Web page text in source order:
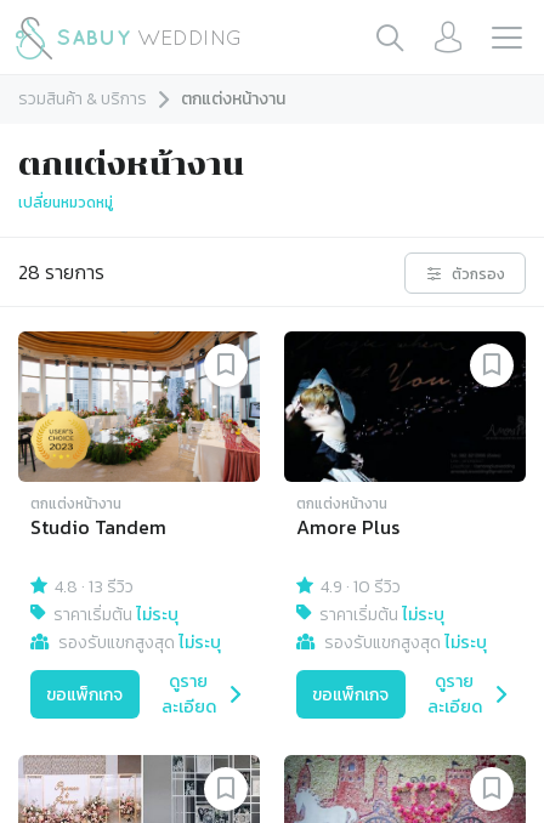
รวมสินค้า & บริการ ตกแต่งหน้างาน
ตกแต่งหน้างาน
เปลี่ยนหมวดหมู่
28 รายการ ตัวกรอง
ตกแต่งหน้างาน
Studio Tandem
4.8 ·13 รีวิว
ราคาเริ่มต้นไม่ระบุ
รองรับแขกสูงสุดไม่ระบุ
ขอแพ็กเกจ
ดูราย
ละเอียด
ตกแต่งหน้างาน
Amore Plus
4.9 ·10 รีวิว
ราคาเริ่มต้นไม่ระบุ
รองรับแขกสูงสุดไม่ระบุ
ขอแพ็กเกจ
ดูราย
ละเอียด